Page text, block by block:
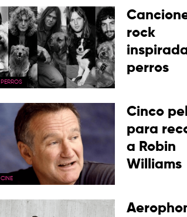
PERROS
rock
perros
CINE
Cinco
para
a Robin
Williams